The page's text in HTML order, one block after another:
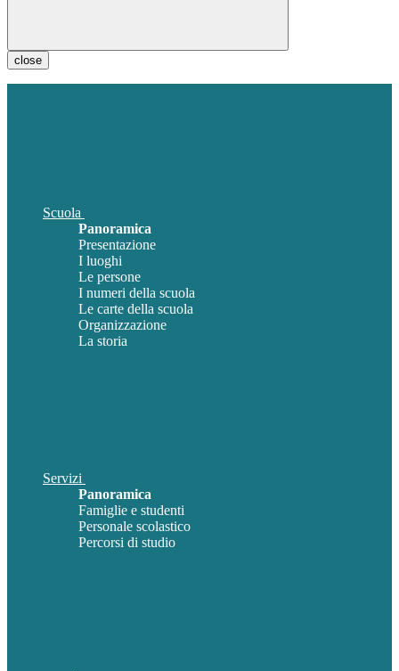
close
Scuola
Panoramica
Presentazione
I luoghi
Le persone
I numeri della scuola
Le carte della scuola
Organizzazione
La storia
Servizi
Panoramica
Famiglie e studenti
Personale scolastico
Percorsi di studio